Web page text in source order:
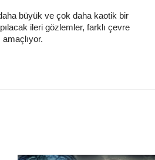
büyük ve çok daha kaotik bir
ileri gözlemler, farklı çevre
amaçlıyor.